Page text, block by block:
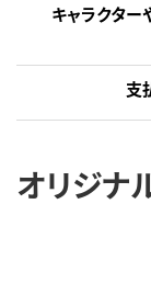
キャラクタ
支
オリジナ